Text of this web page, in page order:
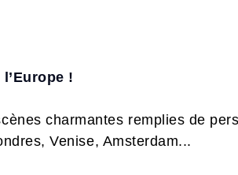
!
charmantes remplies de
Venise, Amsterdam...